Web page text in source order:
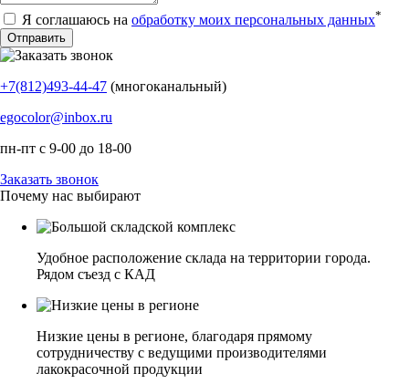
Я соглашаюсь на обработку моих персональных данных*
+7(812)493-44-47 (многоканальный)
egocolor@inbox.ru
пн-пт с 9-00 до 18-00
Заказать звонок
Почему нас выбирают
Удобное расположение склада на территории города.
Рядом съезд с КАД
Низкие цены в регионе, благодаря прямому
сотрудничеству с ведущими производителями
лакокрасочной продукции